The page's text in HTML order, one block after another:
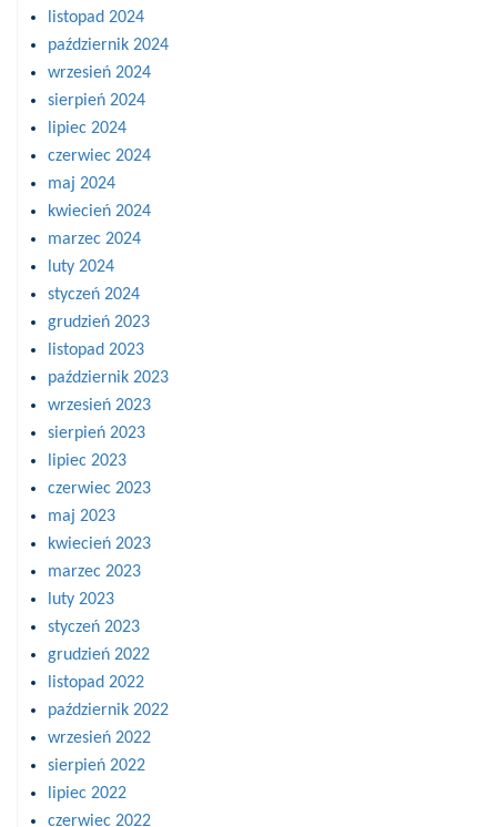
listopad 2024
październik 2024
wrzesień 2024
sierpień 2024
lipiec 2024
czerwiec 2024
maj 2024
kwiecień 2024
marzec 2024
luty 2024
styczeń 2024
grudzień 2023
listopad 2023
październik 2023
wrzesień 2023
sierpień 2023
lipiec 2023
czerwiec 2023
maj 2023
kwiecień 2023
marzec 2023
luty 2023
styczeń 2023
grudzień 2022
listopad 2022
październik 2022
wrzesień 2022
sierpień 2022
lipiec 2022
czerwiec 2022